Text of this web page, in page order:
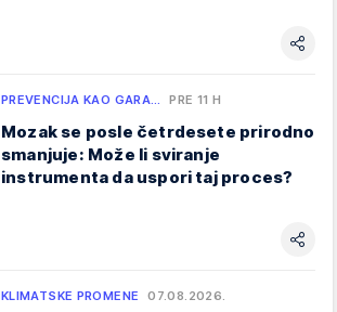
PREVENCIJA KAO GARA… PRE 11 H
Mozak se posle četrdesete prirodno
smanjuje: Može li sviranje
instrumenta da uspori taj proces?
KLIMATSKE PROMENE 07.08.2026.